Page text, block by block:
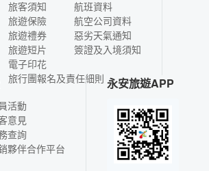
旅客須知
旅遊保險
旅遊禮券
旅遊短片
電子印花
航班資料
航空公司資料
惡劣天氣通知
簽證及入境須知
旅行團報名及責任細則
活動
意見
查詢
夥伴合作平台
永安旅遊APP